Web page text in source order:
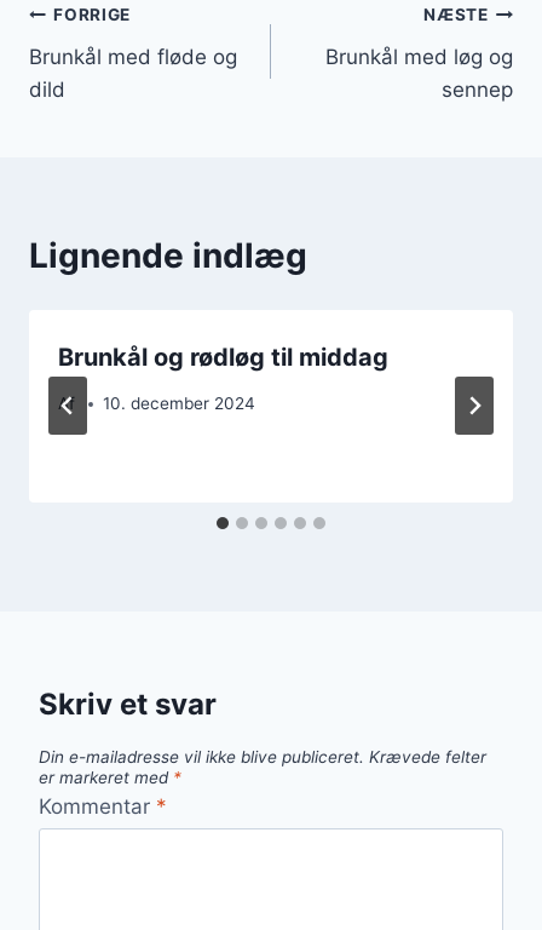
Indlægsnavigation
FORRIGE
Brunkål med fløde og
dild
NÆSTE
Brunkål med løg og
sennep
Lignende indlæg
Brunkål og rødløg til middag
Af 10. december 2024
Skriv et svar
Din e-mailadresse vil ikke blive publiceret. Krævede felter
er markeret med *
Kommentar *